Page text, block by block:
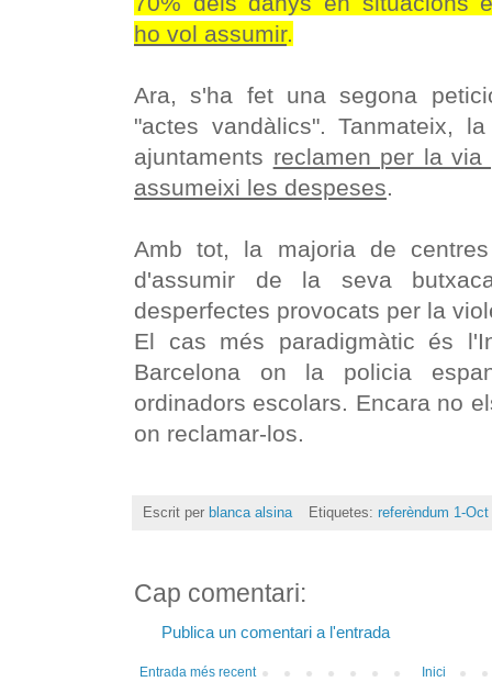
ho vol assumir.
Ara, s'ha fet una segona
"actes vandàlics". Tanmateix,
ajuntaments reclamen per la
assumeixi les despeses.
Amb tot, la majoria de
d'assumir de la seva
desperfectes provocats per la
El cas més paradigmàtic és
Barcelona on la policia
ordinadors escolars. Encara no
on reclamar-los.
Escrit per blanca alsina Etiquetes: referèndum 1-Oct
Cap comentari:
Publica un comentari a l'entrada
Entrada més recent Inici